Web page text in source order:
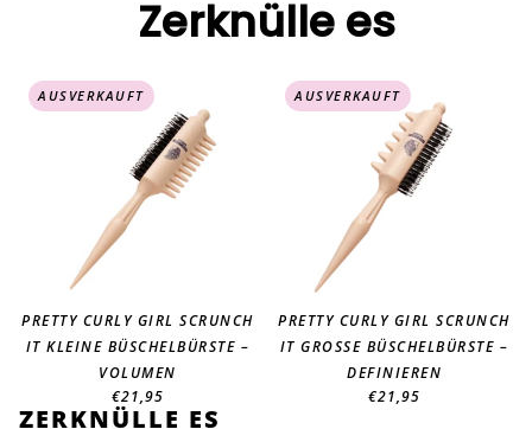
Zerknülle es
AUSVERKAUFT
PRETTY CURLY GIRL SCRUNCH
IT KLEINE BÜSCHELBÜRSTE –
VOLUMEN
€21,95
AUSVERKAUFT
PRETTY CURLY GIRL SCRUNCH
IT GROSSE BÜSCHELBÜRSTE – D
EFINIEREN
€21,95
ZERKNÜLLE ES